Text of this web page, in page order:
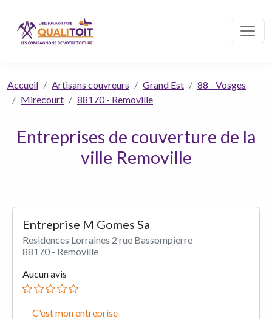
Accueil Artisans couvreurs Grand Est
88 - Vosges
Mirecourt
88170 - Removille
Entreprises de couverture de la
ville Removille
Entreprise M Gomes Sa
Residences Lorraines 2 rue Bassompierre
88170 - Removille
Aucun avis
C'est mon entreprise